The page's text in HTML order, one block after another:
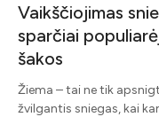
Vaikščiojimas
sparčiai
šakos
Žiema – tai ne tik
žvilgantis sniegas, kai